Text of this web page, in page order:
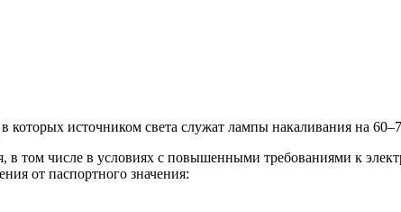
источником света служат лампы накаливания на
в том числе в условиях с повышенными требованиями к
от паспортного значения: